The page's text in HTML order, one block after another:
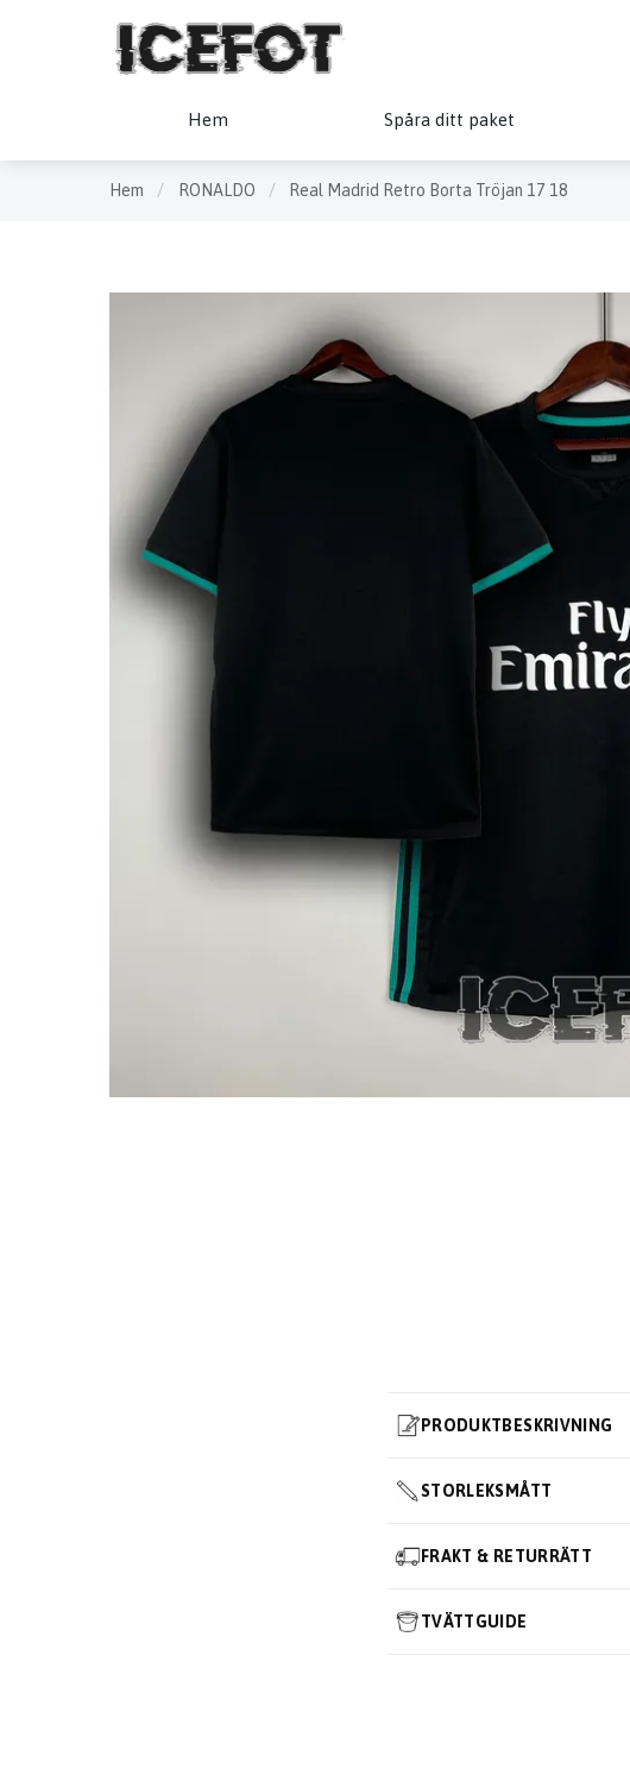
Hem Spåra ditt paket
Hem / RONALDO / Real Madrid Retro Borta Tröjan 17 18
PRODUKTBESKRIVNING
STORLEKSMÅTT
FRAKT & RETURRÄTT
TVÄTTGUIDE